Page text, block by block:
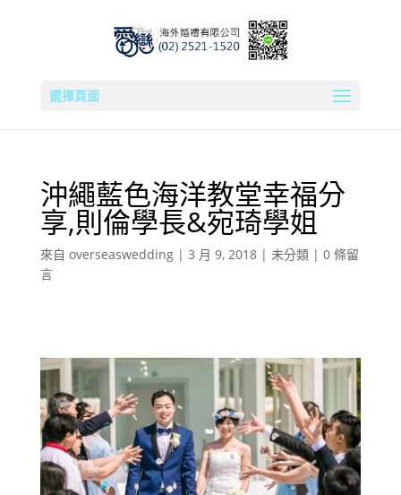
選擇頁面
沖繩藍色海洋教堂幸福分
享,則倫學長&宛琦學姐
來自 overseaswedding| 3 月 9, 2018| 未分類| 0 條留
言